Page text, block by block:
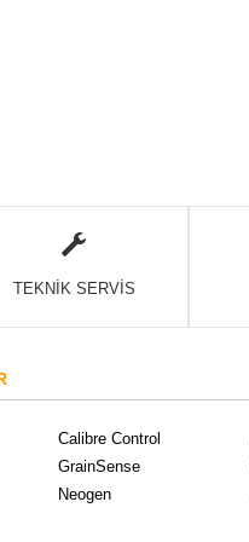
TEKNİK SERVİS
Calibre Control
GrainSense
Neogen